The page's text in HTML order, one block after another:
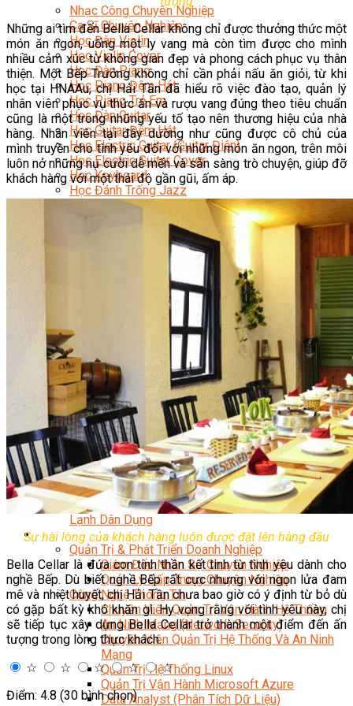
Nhạc Công Chuyên Nghiệp
Ca Sĩ Chuyên Nghiệp
Học Đàn Violin
Học Violin Cover
Học Đàn Piano
Học Piano Đệm Hát
Học Piano Trẻ Em
Học Đàn Guitar
Học Guitar Đệm Hát
Học Electric Guitar (Guitar Điện)
Học Electric Guitar Cover
Học Keyboard
Học Đánh Trống Jazz
Học Thanh Nhạc
Học Thanh Nhạc Trẻ Em
Học Hát Hay Như Thần Tượng
Học K-POP Dance
Chuyên Đề Tiktok Dance
Kỹ Thuật Viên Điện – Nước – Điện Lạnh Dân Dụng
Kỹ Thuật Viên Điện Lạnh Ô Tô
Kỹ Thuật Viên Điện – Điện Tử Ô Tô Cơ Bản
Kỹ Thuật Viên Điện Lạnh Dân Dụng
Kỹ Thuật Viên Điện Dân Dụng
Kỹ Thuật Viên Điện Công Nghiệp
Nghiệp Vụ Tư Vấn & Giám Sát MEP
Sửa Chữa Điện Lạnh Dân Dụng
Chuyên Viên Chẩn Đoán ECU
Kỹ Thuật Viên Đại Tu Hộp Số Tự Động Chuyên Sâu
Kỹ Thuật Quấn Dây Và Sửa Chữa Máy Điện
Thiết Kế Lắp Đặt Hệ Thống Điện Năng Lượng Mặt
Trời
Kỹ Thuật Viên Điện Tử Chuyên Ngành Điện – Điện
Lạnh Dân Dụng
Ngành Khác
Quản Trị & Phát Triển Doanh Nghiệp
Giám Đốc Nhân Sự Chuyên Nghiệp
Quản Lý Cấp Trung Chuyên Nghiệp
Công Nghệ Thông Tin
Chuyên Viên Quản Trị Vận Hành Hệ Thống
An Ninh Mạng (Network Security)
Chuyên Viên Quản Trị Hệ Thống Và An Ninh
Mạng
Quản Trị Hệ Thống Linux
Quản Trị Vận Hành Microsoft Azure
Data Analyst (Phân Tích Dữ Liệu)
Những ai tìm đến Bella Cellar không chỉ được thưởng thức một
món ăn ngon, uống một ly vang mà còn tìm được cho mình
nhiều cảm xúc từ không gian đẹp và phong cách phục vụ thân
thiện. Một Bếp Trưởng không chỉ cần phải nấu ăn giỏi, từ khi
học tại HNAAu, chị Hải Tần đã hiểu rõ việc đào tạo, quản lý
nhân viên phục vụ thức ăn và rượu vang đúng theo tiêu chuẩn
cũng là một trong những yếu tố tạo nên thương hiệu của nhà
hàng. Nhân viên tại đây dường như cũng được cô chủ của
mình truyền cho tình yêu đối với những món ăn ngon, trên môi
luôn nở những nụ cười dễ mến và sẵn sàng trò chuyện, giúp đỡ
khách hàng với một thái độ gần gũi, ấm áp.
Sự hài lòng của khách hàng luôn được đặt lên hàng đầu
Bella Cellar là đứa con tinh thần kết tinh từ tình yêu dành cho
nghề Bếp. Dù biết nghề Bếp rất cực nhưng với ngọn lửa đam
mê và nhiệt huyết, chị Hải Tần chưa bao giờ có ý định từ bỏ dù
có gặp bất kỳ khó khăn gì. Hy vọng rằng với tình yêu này, chị
sẽ tiếp tục xây dựng Bella Cellar trở thành một điểm đến ấn
tượng trong lòng thực khách.
☆
☆ ☆ ☆
☆
Điểm: 4.8 (30 bình chọn)